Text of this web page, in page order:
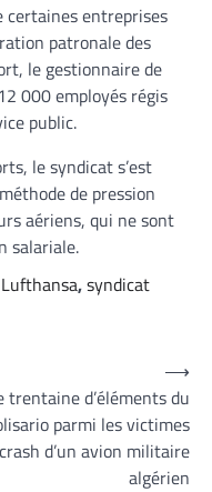
entreprises
patronale des
le gestionnaire de
000 employés régis
public.
le syndicat s’est
de pression
aériens, qui ne sont
salariale.
Lufthansa,syndicat
trentaine d’éléments du
parmi les victimes
d’un avion militaire
algérien
⟶